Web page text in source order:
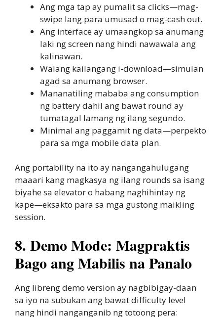
Ang mga tap ay pumalit sa clicks—mag-
swipe lang para umusad o mag-cash out.
Ang interface ay umaangkop sa anumang
laki ng screen nang hindi nawawala ang
kalinawan.
Walang kailangang i-download—simulan
agad sa anumang browser.
Mananatiling mababa ang consumption
ng battery dahil ang bawat round ay
tumatagal lamang ng ilang segundo.
Minimal ang paggamit ng data—perpekto
para sa mga mobile data plan.
Ang portability na ito ay nangangahulugang
maaari kang magkasya ng ilang rounds sa isang
biyahe sa elevator o habang naghihintay ng
kape—eksakto para sa mga gustong maikling
session.
8. Demo Mode: Magpraktis
Bago ang Mabilis na Panalo
Ang libreng demo version ay nagbibigay-daan
sa iyo na subukan ang bawat difficulty level
nang hindi nanganganib ng totoong pera: